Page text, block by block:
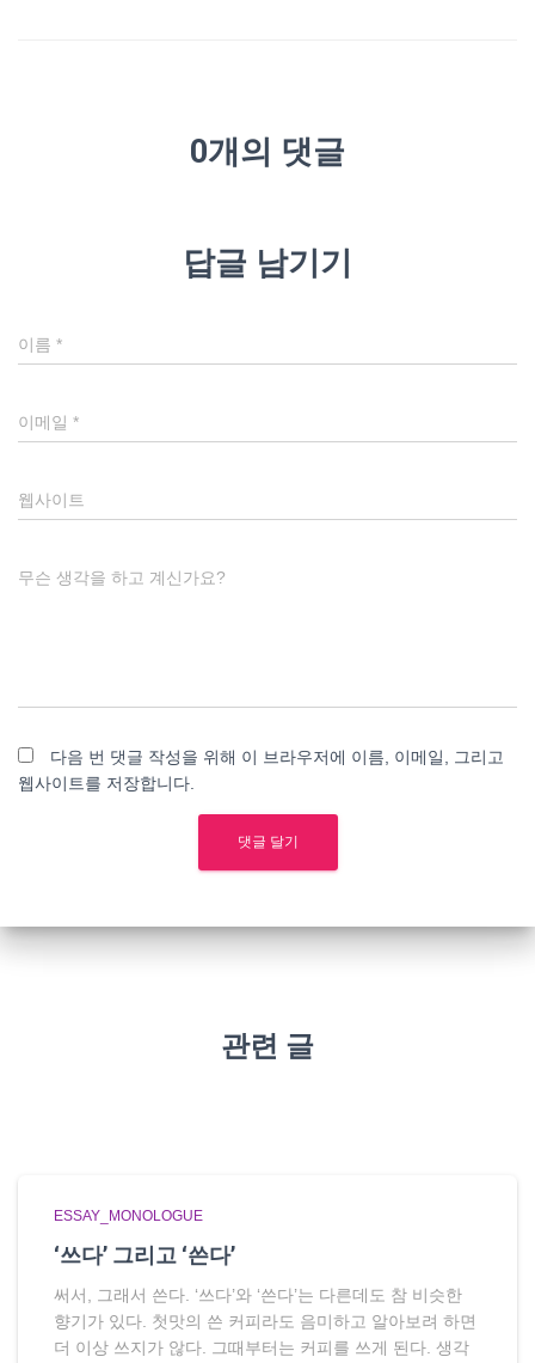
0개의 댓글
답글 남기기
이름 *
이메일 *
웹사이트
무슨 생각을 하고 계신가요?
다음 번 댓글 작성을 위해 이 브라우저에 이름, 이메일, 그리고
웹사이트를 저장합니다.
관련 글
ESSAY_MONOLOGUE
‘쓰다’ 그리고 ‘쓴다’
써서, 그래서 쓴다. ‘쓰다’와 ‘쓴다’는 다른데도 참 비슷한
향기가 있다. 첫맛의 쓴 커피라도 음미하고 알아보려 하면
더 이상 쓰지가 않다. 그때부터는 커피를 쓰게 된다. 생각